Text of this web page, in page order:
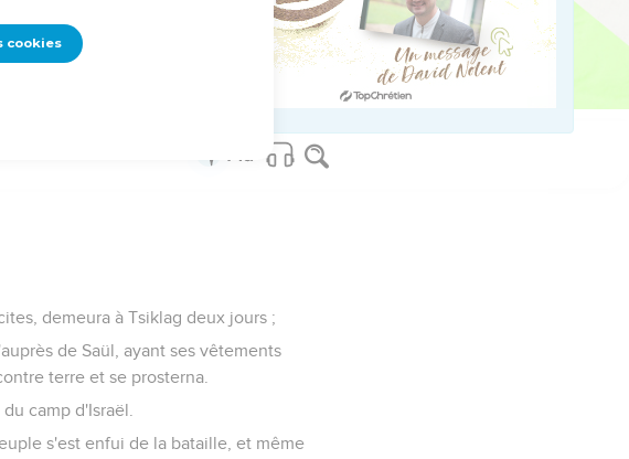
All rights reserved worldwide.
demeura à Tsiklag deux jours ;
de Saül, ayant ses vêtements
terre et se prosterna.
camp d'Israël.
s'est enfui de la bataille, et même
cookies